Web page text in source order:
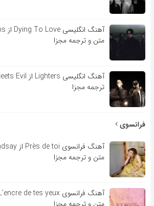
متن و ترجمه مجزا
ترجمه مجزا
فرانسوی
متن و ترجمه مجزا